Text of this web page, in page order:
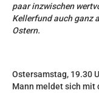
paar inzwischen
Kellerfund auch ganz
Ostern.
Ostersamstag, 19.30
Mann meldet sich mit